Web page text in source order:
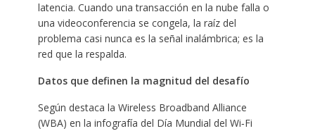
latencia. Cuando una transacción en la nube falla o
una videoconferencia se congela, la raíz del
problema casi nunca es la señal inalámbrica; es la
red que la respalda.
Datos que definen la magnitud del desafío
Según destaca la Wireless Broadband Alliance
(WBA) en la infografía del Día Mundial del Wi‑Fi